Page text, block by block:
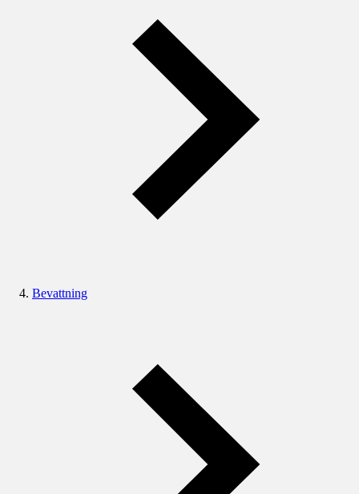
Bevattning